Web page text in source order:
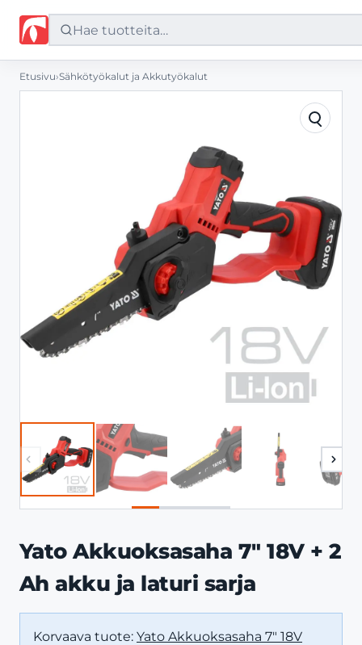
Etusivu
Yhteystiedot
Etusivu›Sähkötyökalut ja Akkutyökalut
Yato Akkuoksasaha 7″ 18V + 2
Ah akku ja laturi sarja
Korvaava tuote: Yato Akkuoksasaha 7" 18V